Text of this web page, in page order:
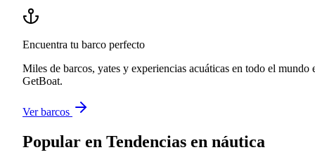
Encuentra tu barco perfecto
Miles de barcos, yates y experiencias acuáticas en todo el mundo
GetBoat.
Ver barcos
Popular en Tendencias en náutica